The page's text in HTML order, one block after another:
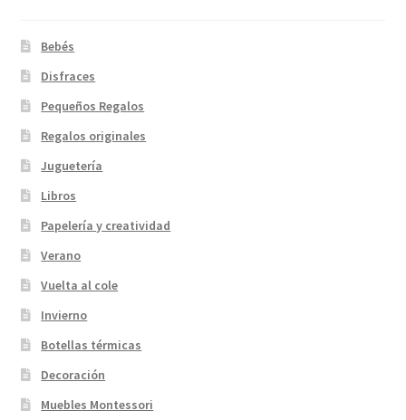
Bebés
Disfraces
Pequeños Regalos
Regalos originales
Juguetería
Libros
Papelería y creatividad
Verano
Vuelta al cole
Invierno
Botellas térmicas
Decoración
Muebles Montessori